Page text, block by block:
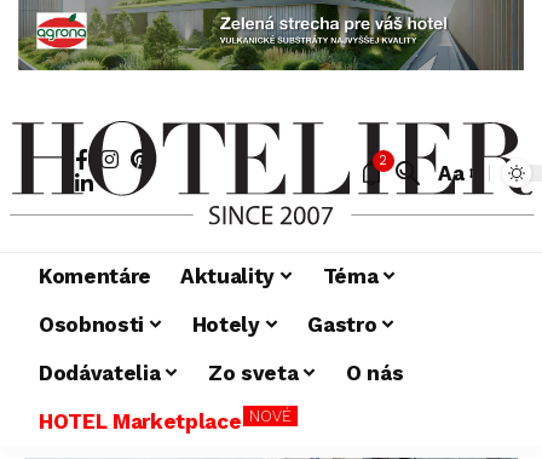
2
Aa
Komentáre Aktuality
Téma
Osobnosti
Hotely
Gastro
Dodávatelia
Zo sveta
O nás
HOTEL Marketplace NOVÉ